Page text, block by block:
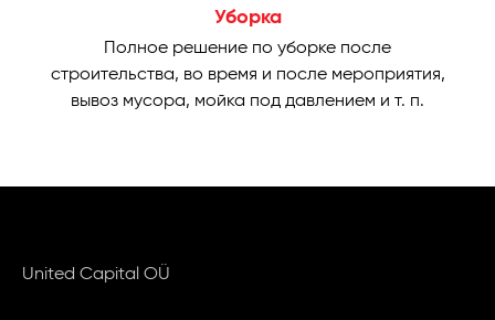
Уборка
Полное решение по уборке после
строительства, во время и после мероприятия,
вывоз мусора, мойка под давлением и т. п.
United Capital OÜ